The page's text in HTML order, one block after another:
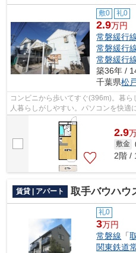
敷0 礼0
2.9万円
常磐緩行
常磐緩行
常磐緩行
築36年 /
千葉県松
コンビニから歩いてすぐ(396m)。暮
人暮らしがしやすい。パソコンを快適
いでいる物件。駐車できるスペースも...
2.9
敷金
2階 /
賃貸 | アパート 取手バウハウ
礼0
3万円
常磐線 「
関東鉄道